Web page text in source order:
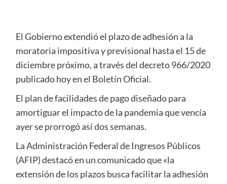
El Gobierno extendió el plazo de adhesión a la
moratoria impositiva y previsional hasta el 15 de
diciembre próximo, a través del decreto 966/2020
publicado hoy en el Boletín Oficial.
El plan de facilidades de pago diseñado para
amortiguar el impacto de la pandemia que vencía
ayer se prorrogó así dos semanas.
La Administración Federal de Ingresos Públicos
(AFIP) destacó en un comunicado que «la
extensión de los plazos busca facilitar la adhesión